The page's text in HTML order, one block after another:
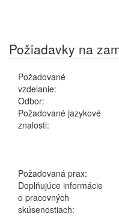
Požiadavky na
Požadované
vzdelanie:
Odbor:
Požadované jazykové
znalosti:
Požadovaná prax:
Doplňujúce informácie
o pracovných
skúsenostiach: